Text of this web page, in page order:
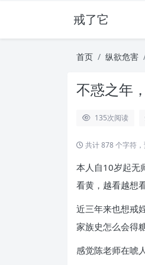
戒了它
首页 纵欲危害
不惑之年
135次阅读
共计 878 个字符，
本人自10岁起无
看黄，越看越想
近三年来也想戒
家族史怎么会得
感觉陈老师在唬